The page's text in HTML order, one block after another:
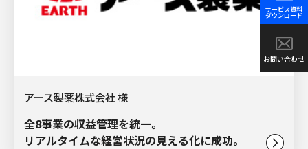
サービス資料
ダウンロード
お問い合わせ
アース製薬株式会社 様
全8事業の収益管理を統一。
リアルタイムな経営状況の見える化に成功。